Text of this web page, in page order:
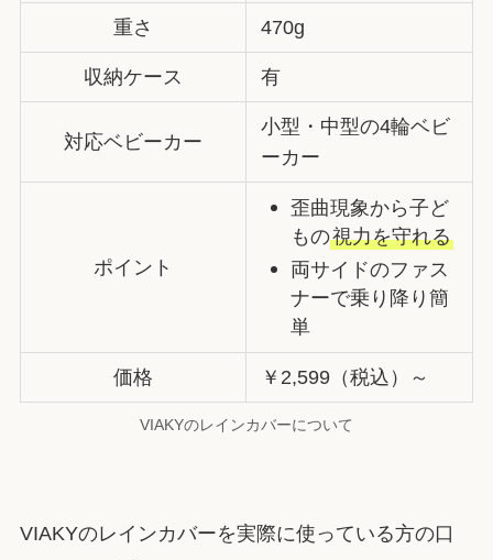
重さ 470g
収納ケース 有
対応ベビーカー
小型・中型の4輪ベビ
ーカー
ポイント
歪曲現象から子ど
もの視力を守れる
両サイドのファス
ナーで乗り降り簡
単
価格 ￥2,599（税込）～
VIAKYのレインカバーについて
VIAKYのレインカバーを実際に使っている方の口